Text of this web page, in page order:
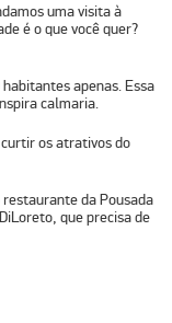
uma visita à
é o que você quer?
apenas. Essa
calmaria.
os atrativos do
restaurante da Pousada
que precisa de